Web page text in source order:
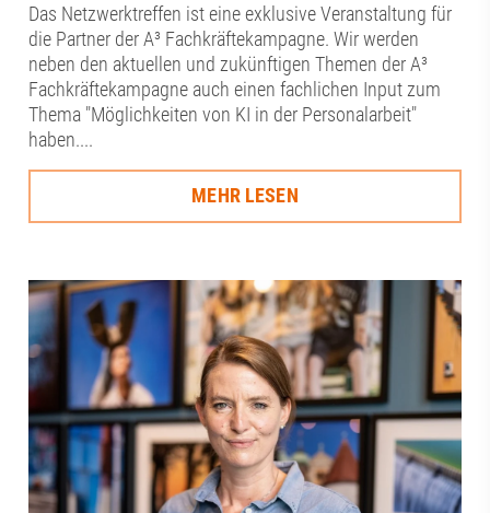
Das Netzwerktreffen ist eine exklusive Veranstaltung für
die Partner der A³ Fachkräftekampagne. Wir werden
neben den aktuellen und zukünftigen Themen der A³
Fachkräftekampagne auch einen fachlichen Input zum
Thema "Möglichkeiten von KI in der Personalarbeit"
haben....
MEHR LESEN